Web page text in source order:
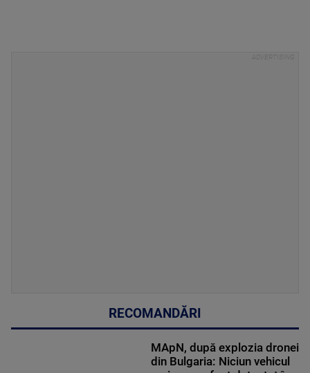
RECOMANDĂRI
MApN, după explozia dronei
din Bulgaria: Niciun vehicul